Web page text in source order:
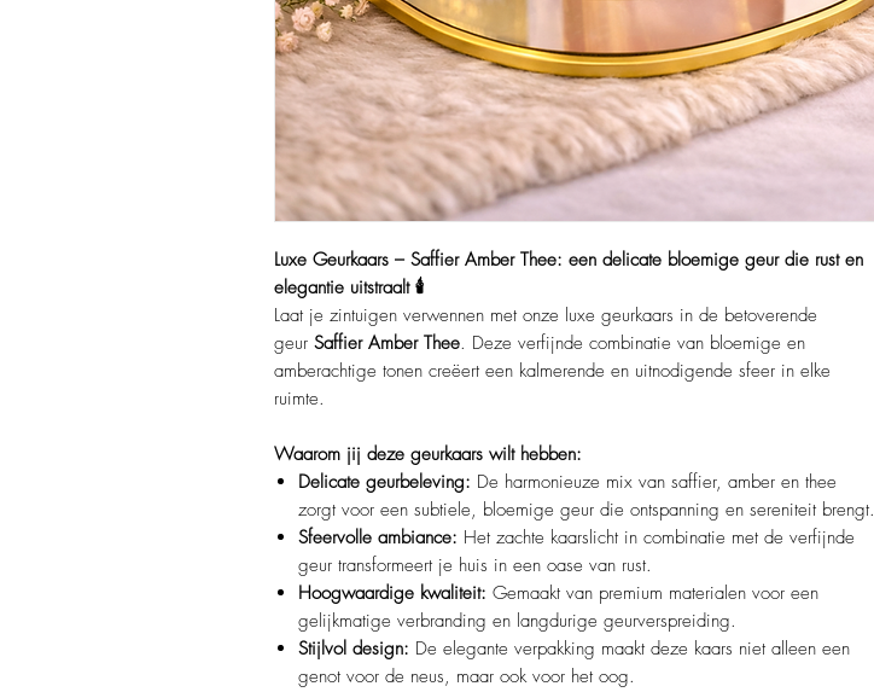
Luxe Geurkaars – Saffier Amber Thee: een delicate bloemige geur die rust en
elegantie uitstraalt 🕯️
Laat je zintuigen verwennen met onze luxe geurkaars in de betoverende
geur Saffier Amber Thee. Deze verfijnde combinatie van bloemige en
amberachtige tonen creëert een kalmerende en uitnodigende sfeer in elke
ruimte.​
Waarom jij deze geurkaars wilt hebben:
Delicate geurbeleving: De harmonieuze mix van saffier, amber en thee
zorgt voor een subtiele, bloemige geur die ontspanning en sereniteit brengt.
Sfeervolle ambiance: Het zachte kaarslicht in combinatie met de verfijnde
geur transformeert je huis in een oase van rust.
Hoogwaardige kwaliteit: Gemaakt van premium materialen voor een
gelijkmatige verbranding en langdurige geurverspreiding.
Stijlvol design: De elegante verpakking maakt deze kaars niet alleen een
genot voor de neus, maar ook voor het oog.​